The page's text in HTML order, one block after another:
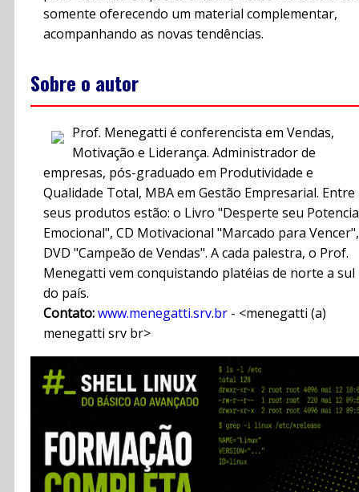
somente oferecendo um material complementar,
acompanhando as novas tendências.
Sobre o autor
Prof. Menegatti é conferencista em Vendas,
Motivação e Liderança. Administrador de
empresas, pós-graduado em Produtividade e
Qualidade Total, MBA em Gestão Empresarial. Entre
seus produtos estão: o Livro "Desperte seu
Emocional", CD Motivacional "Marcado para Vencer",
DVD "Campeão de Vendas". A cada palestra, o Prof.
Menegatti vem conquistando platéias de norte a sul
do país.
Contato:www.menegatti.srv.br - <menegatti (a)
menegatti srv br>